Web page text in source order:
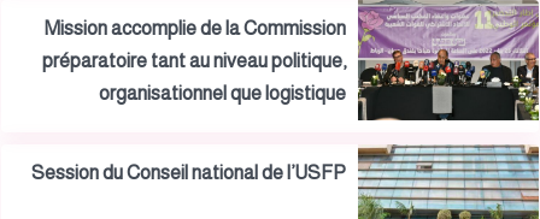
Mission accomplie de la Commission
préparatoire tant au niveau politique,
organisationnel que logistique
Session du Conseil national de l’USFP